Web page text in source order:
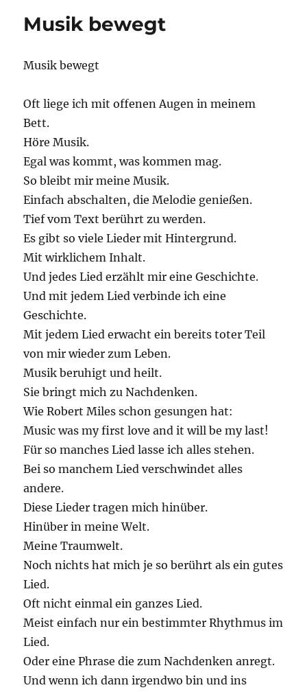
Musik bewegt
Musik bewegt
Oft liege ich mit offenen Augen in meinem
Bett.
Höre Musik.
Egal was kommt, was kommen mag.
So bleibt mir meine Musik.
Einfach abschalten, die Melodie genießen.
Tief vom Text berührt zu werden.
Es gibt so viele Lieder mit Hintergrund.
Mit wirklichem Inhalt.
Und jedes Lied erzählt mir eine Geschichte.
Und mit jedem Lied verbinde ich eine
Geschichte.
Mit jedem Lied erwacht ein bereits toter Teil
von mir wieder zum Leben.
Musik beruhigt und heilt.
Sie bringt mich zu Nachdenken.
Wie Robert Miles schon gesungen hat:
Music was my first love and it will be my last!
Für so manches Lied lasse ich alles stehen.
Bei so manchem Lied verschwindet alles
andere.
Diese Lieder tragen mich hinüber.
Hinüber in meine Welt.
Meine Traumwelt.
Noch nichts hat mich je so berührt als ein gutes
Lied.
Oft nicht einmal ein ganzes Lied.
Meist einfach nur ein bestimmter Rhythmus im
Lied.
Oder eine Phrase die zum Nachdenken anregt.
Und wenn ich dann irgendwo bin und ins